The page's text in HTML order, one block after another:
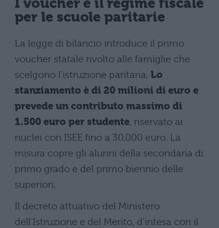
I voucher e il regime fiscale
per le scuole paritarie
La legge di bilancio introduce il primo
voucher statale rivolto alle famiglie che
scelgono l’istruzione paritaria. Lo
stanziamento è di 20 milioni di euro e
prevede un contributo massimo di
1.500 euro per studente, riservato ai
nuclei con ISEE fino a 30.000 euro. La
misura copre gli alunni della secondaria di
primo grado e del primo biennio delle
superiori.
Il decreto attuativo del Ministero
dell’Istruzione e del Merito, d’intesa con il